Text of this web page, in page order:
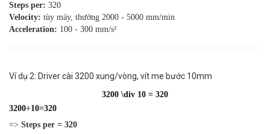
Steps per: 320
Velocity: tùy máy, thường 2000 - 5000 mm/min
Acceleration: 100 - 300 mm/s²
Ví dụ 2: Driver cài 3200 xung/vòng, vít me bước 10mm
3200 \div 10 = 320
3200÷10=320
=> Steps per = 320